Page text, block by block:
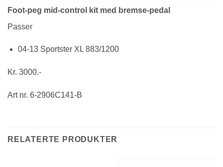
Foot-peg mid-control kit med bremse-pedal
Passer
04-13 Sportster XL 883/1200
Kr. 3000.-
Art nr. 6-2906C141-B
RELATERTE PRODUKTER